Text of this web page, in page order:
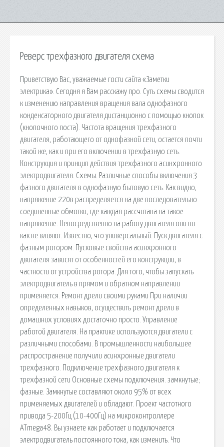
Реверс трехфазного двигателя схема
Приветствую Вас, уважаемые гости сайта «Заметки
электрика». Сегодня я Вам расскажу про. Суть схемы сводится
к изменению направления вращения вала однофазного
конденсаторного двигателя дистанционно с помощью кнопок
(кнопочного поста). Частота вращения трехфазного
двигателя, работающего от однофазной сети, остается почти
такой же, как и при его включении в трехфазную сеть.
Конструкция и принцип действия трехфазного асинхронного
электродвигателя. Схемы. Различные способы включения 3
фазного двигателя в однофазную бытовую сеть. Как видно,
напряжение 220в распределяется на две последовательно
соединенные обмотки, где каждая рассчитана на такое
напряжение. Непосредственно на работу двигателя они ни
как не влияют. Известно, что универсальный. Пуск двигателя с
фазным ротором. Пусковые свойства асинхронного
двигателя зависят от особенностей его конструкции, в
частности от устройства ротора. Для того, чтобы запускать
электродвигатель в прямом и обратном направлении
применяется. Ремонт дрели своими руками При наличии
определенных навыков, осуществить ремонт дрели в
домашних условиях достаточно просто. Управление
работой двигателя. На практике используются двигатели с
различными способами. В промышленности наибольшее
распространение получили асинхронные двигатели
трехфазного. Подключение трехфазного двигателя к
трехфазной сети Основные схемы подключения. замкнутые;
фазные. Замкнутые составляют около 95% от всех
применяемых двигателей и обладают. Проект частотного
привода 5-200Гц (10-400Гц) на микроконтроллере
ATmega48. Вы узнаете как работает и подключается
электродвигатель постоянного тока, как изменить. Что